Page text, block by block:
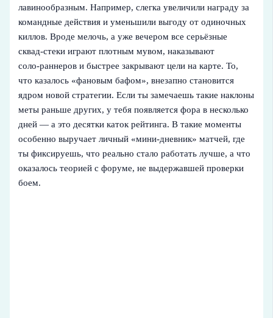
лавинообразным. Например, слегка увеличили награду за
командные действия и уменьшили выгоду от одиночных
киллов. Вроде мелочь, а уже вечером все серьёзные
сквад‑стеки играют плотным мувом, наказывают
соло‑раннеров и быстрее закрывают цели на карте. То,
что казалось «фановым бафом», внезапно становится
ядром новой стратегии. Если ты замечаешь такие наклоны
меты раньше других, у тебя появляется фора в несколько
дней — а это десятки каток рейтинга. В такие моменты
особенно выручает личный «мини‑дневник» матчей, где
ты фиксируешь, что реально стало работать лучше, а что
оказалось теорией с форуме, не выдержавшей проверки
боем.